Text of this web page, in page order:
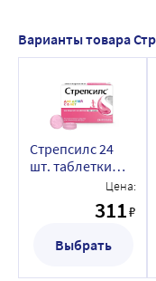
Варианты товара
Стрепсилс 24
шт. таблетки
рассасывания
вкус клубника
для детей
Цена:
311₽
Выбрать